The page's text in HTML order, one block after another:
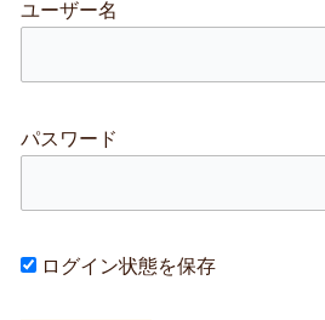
ユーザー名
パスワード
ログイン状態を保存